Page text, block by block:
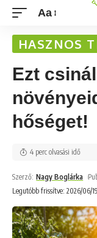
Aa
HASZNOS
Ezt
hőséget!
Legutóbb frissítve: 2026/06/
Szerző: Nagy Boglárka
4 perc olvasási idő